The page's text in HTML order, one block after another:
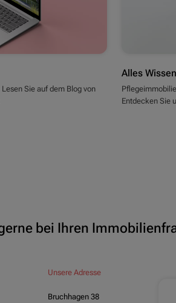
Sie auf dem Blog von
Alles
Entdecken Sie
bei Ihren
Unsere Adresse
Bruchhagen 38